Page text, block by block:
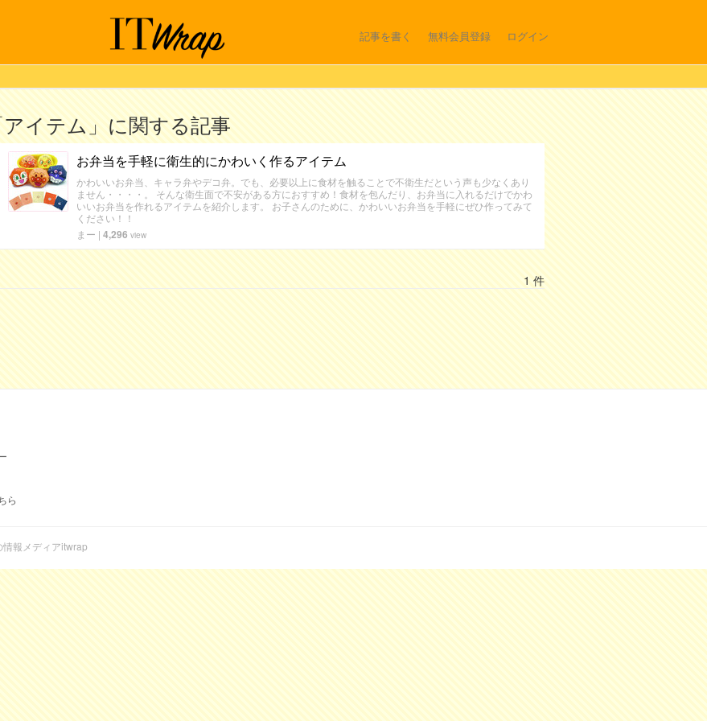
記事を書く 無料会員登録 ログイン
アイテム」に関する記事
お弁当を手軽に衛生的にかわいく作るアイテム
かわいいお弁当、キャラ弁やデコ弁。でも、必要以上に食材を触ることで不衛生だという声も少なくあり
ません・・・・。 そんな衛生面で不安がある方におすすめ！食材を包んだり、お弁当に入れるだけでかわ
いいお弁当を作れるアイテムを紹介します。 お子さんのために、かわいいお弁当を手軽にぜひ作ってみて
ください！！
まー | 4,296 view
1 件
ら
報メディアitwrap